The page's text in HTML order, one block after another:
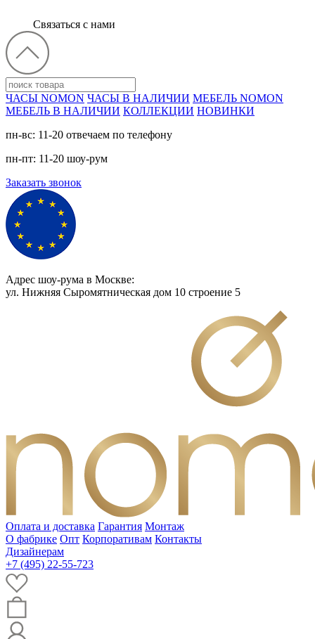
Связаться с нами
ЧАСЫ NOMON ЧАСЫ В НАЛИЧИИ МЕБЕЛЬ NOMON
МЕБЕЛЬ В НАЛИЧИИ КОЛЛЕКЦИИ НОВИНКИ
пн-вс: 11-20 отвечаем по телефону
пн-пт: 11-20 шоу-рум
Заказать звонок
Адрес шоу-рума в Москве:
ул. Нижняя Сыромятническая дом 10 cтроение 5
Оплата и доставка Гарантия Монтаж
О фабрике Опт Корпоративам Контакты
Дизайнерам
+7 (495) 22-55-723